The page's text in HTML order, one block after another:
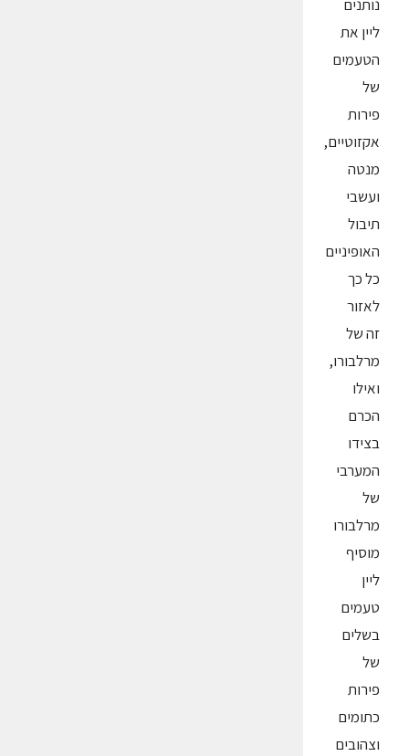
נותנים
ליין את
הטעמים
של
פירות
אקזוטיים,
מנטה
ועשבי
תיבול
האופיניים
כל כך
לאזור
זה של
מרלבורו,
ואילו
הכרם
בצידו
המערבי
של
מרלבורו
מוסיף
ליין
טעמים
בשלים
של
פירות
כתומים
וצהובים